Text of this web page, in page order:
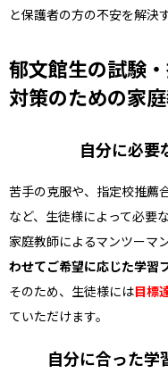
と保護者の方の不安を解決
郁文館生の試験
対策のための家
自分に必要
苦手の克服や、指定校推薦
など、生徒様によって必要
家庭教師によるマンツーマ
わせてご希望に応じた学習
そのため、生徒様には目標
ていただけます。
自分に合った学